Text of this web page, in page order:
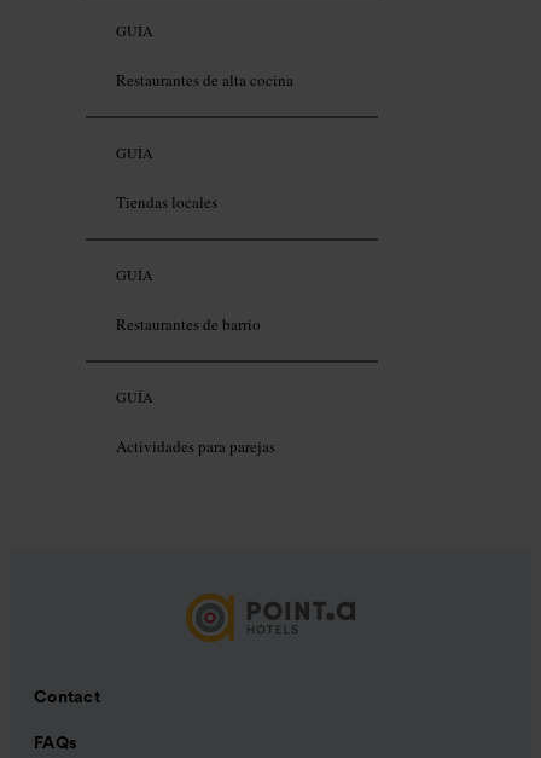
GUÍA
Restaurantes de alta cocina
GUÍA
Tiendas locales
GUÍA
Restaurantes de barrio
GUÍA
Actividades para parejas
Contact
FAQs